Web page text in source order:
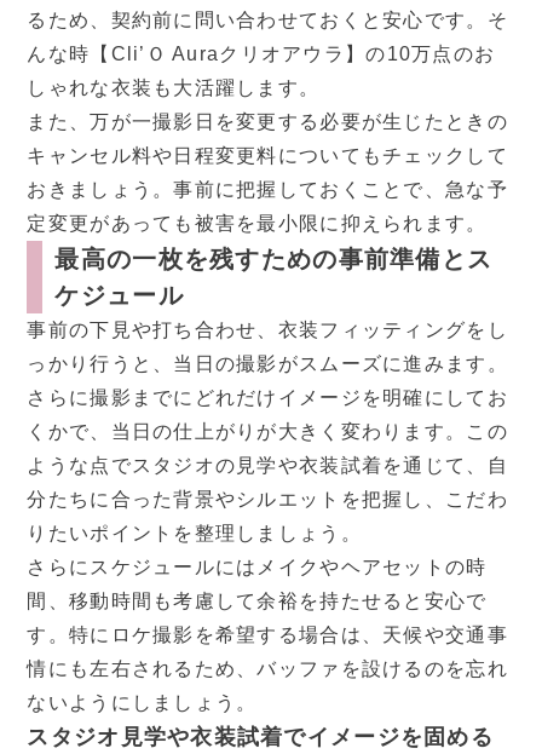
るため、契約前に問い合わせておくと安心です。そ
んな時【Cli’Ｏ Auraクリオアウラ】の10万点のお
しゃれな衣装も大活躍します。
また、万が一撮影日を変更する必要が生じたときの
キャンセル料や日程変更料についてもチェックして
おきましょう。事前に把握しておくことで、急な予
定変更があっても被害を最小限に抑えられます。
最高の一枚を残すための事前準備とス
ケジュール
事前の下見や打ち合わせ、衣装フィッティングをし
っかり行うと、当日の撮影がスムーズに進みます。
さらに撮影までにどれだけイメージを明確にしてお
くかで、当日の仕上がりが大きく変わります。この
ような点でスタジオの見学や衣装試着を通じて、自
分たちに合った背景やシルエットを把握し、こだわ
りたいポイントを整理しましょう。
さらにスケジュールにはメイクやヘアセットの時
間、移動時間も考慮して余裕を持たせると安心で
す。特にロケ撮影を希望する場合は、天候や交通事
情にも左右されるため、バッファを設けるのを忘れ
ないようにしましょう。
スタジオ見学や衣装試着でイメージを固める